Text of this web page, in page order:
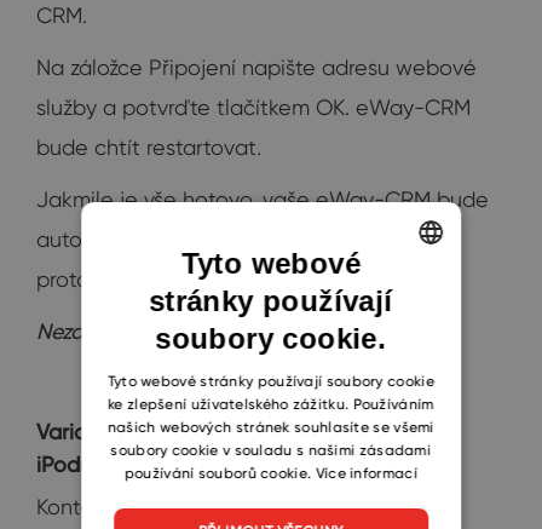
CRM.
Na záložce Připojení napište adresu webové
služby a potvrďte tlačítkem OK. eWay-CRM
bude chtít restartovat.
Jakmile je vše hotovo, vaše eWay-CRM bude
automaticky komunikovat přes šifrovaný
protokol HTTPS. Gratulujeme!
Nezapomeňte na mobilní zařízení!
Varianta #3 - Webovou službu máme u
iPodniku
Kontaktujte iPodnik, který s vámi instalaci
ENGLISH
CZECH
SLOVAK
Tyto webové
stránky používají
soubory cookie.
Tyto webové stránky používají soubory cookie
ke zlepšení uživatelského zážitku. Používáním
našich webových stránek souhlasíte se všemi
soubory cookie v souladu s našimi zásadami
používání souborů cookie. Více informací